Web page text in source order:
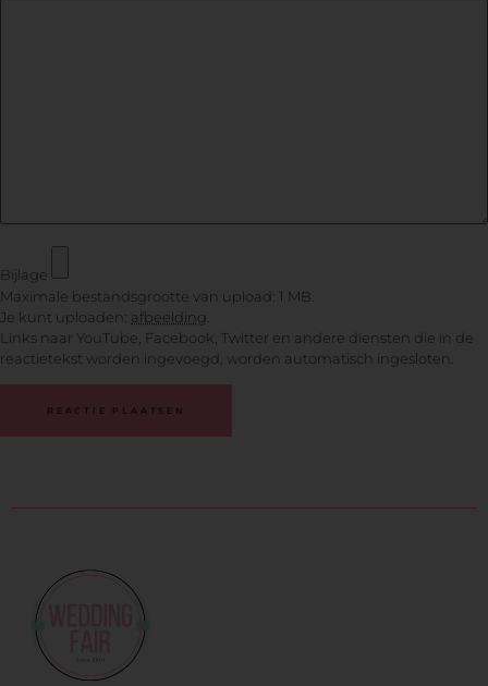
Bijlage
Maximale bestandsgrootte van upload: 1 MB.
Je kunt uploaden: afbeelding
Links naar YouTube, Facebook, Twitter en andere diensten die in de
reactietekst worden ingevoegd, worden automatisch ingesloten.